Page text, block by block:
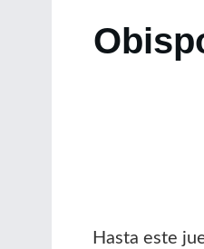
Hasta este